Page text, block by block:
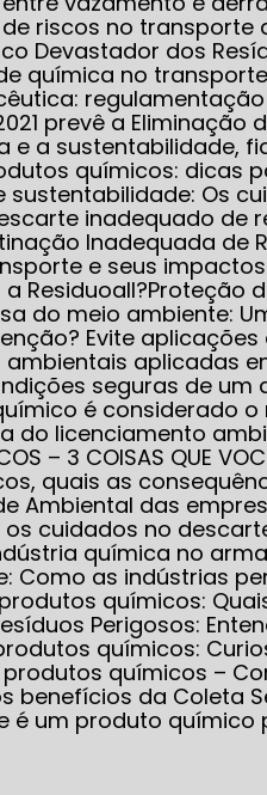
de riscos no
Devastador dos
química no
2021 prevê a
e a sustentabilidade,
químicos: dicas
e sustentabilidade: Os
inadequado
Inadequada de
e seus
a Residuoall? Proteção
do meio ambiente:
Evite
ambientais aplicadas
seguras de
é considerado
do licenciamento
– 3 COISAS QUE
quais as
Ambiental das
os cuidados no
química no
Como as indústrias
químicos:
Perigosos:
químicos:
produtos químicos –
benefícios da Coleta
é um produto químico